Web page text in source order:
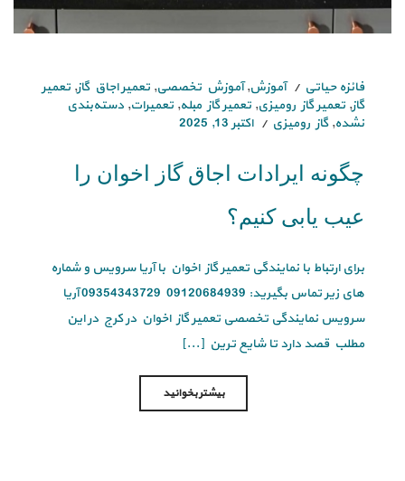
فائزه حیاتی آموزش,آموزش تخصصی, تعمیر اجاق گاز, تعمیر
گاز, تعمیر گاز رومیزی, تعمیر گاز مبله, تعمیرات, دسته‌بندی
نشده,گاز رومیزی اکتبر 13, 2025
چگونه ایرادات اجاق گاز اخوان را
عیب یابی کنیم؟
برای ارتباط با نمایندگی تعمیر گاز اخوان با آریا سرویس و شماره
های زیر تماس بگیرید: 09120684939 09354343729 آریا
سرویس نمایندگی تخصصی تعمیر گاز اخوان در کرج در این
مطلب قصد دارد تا شایع ترین [...]
بیشتر بخوانید